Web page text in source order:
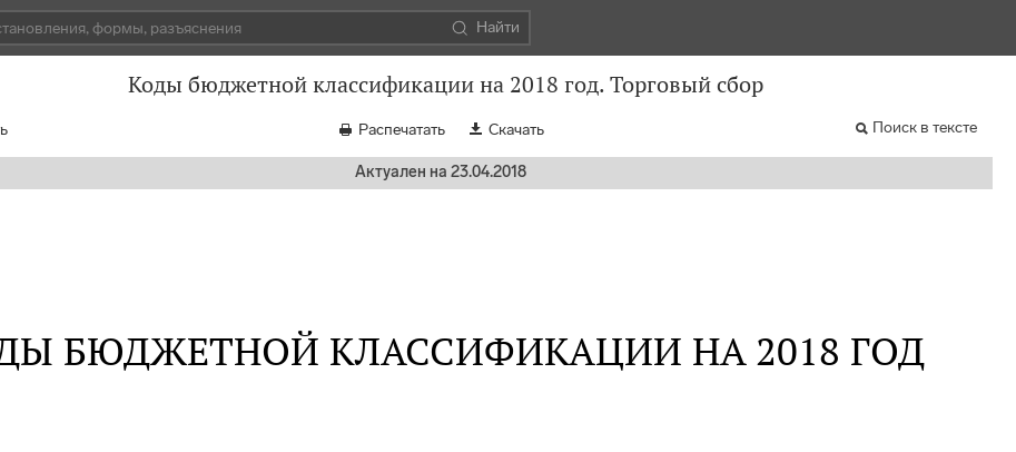
Найти
Коды бюджетной классификации на 2018 год. Торговый сбор
Распечатать Скачать Поиск в тексте
Актуален на 23.04.2018
БЮДЖЕТНОЙ КЛАССИФИКАЦИИ НА 2018 ГОД